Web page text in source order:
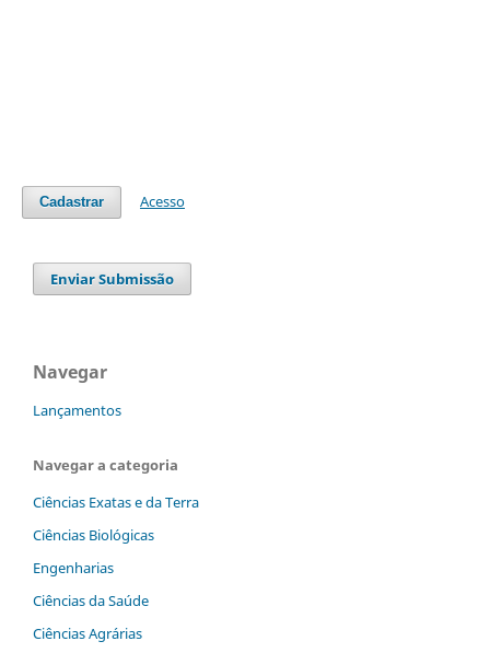
Cadastrar Acesso
Enviar Submissão
Navegar
Lançamentos
Navegar a categoria
Ciências Exatas e da Terra
Ciências Biológicas
Engenharias
Ciências da Saúde
Ciências Agrárias